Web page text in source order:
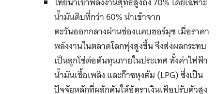
น้ำมันดิบที่กว่า 60% นำเข้าจาก
ตะวันออกกลางผ่านช่องแคบฮอร์มุซ เมื่อราคา
พลังงานในตลาดโลกพุ่งสูงขึ้น จึงส่งผลกระทบ
เป็นลูกโซ่ต่อต้นทุนภายในประเทศ ทั้งค่าไฟฟ้า
น้ำมันเชื้อเพลิง และก๊าซหุงต้ม (LPG) ซึ่งเป็น
ปัจจัยหลักที่ผลักดันให้อัตราเงินเฟ้อปรับตัวสูง